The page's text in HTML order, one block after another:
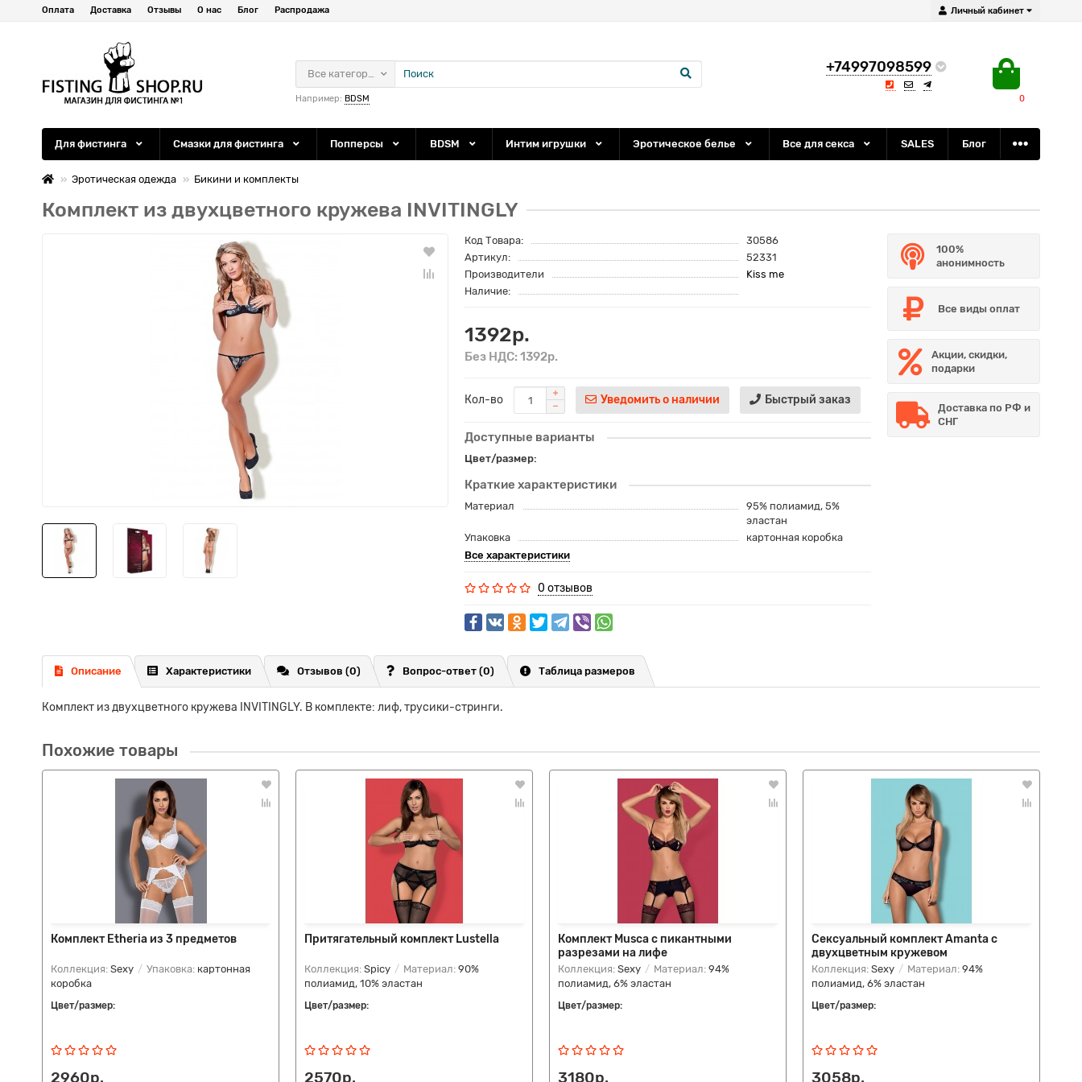
Личный кабинет
Оплата Доставка Отзывы О нас Блог Распродажа
+74997098599
0
Все категории
Например: BDSM
Для фистинга Смазки для фистинга Попперсы BDSM Интим игрушки Эротическое белье Все для секса SALES Блог
Эротическая одежда Бикини и комплекты
Комплект из двухцветного кружева INVITINGLY
Код Товара:
30586
Артикул:
52331
Производители
Kiss me
Наличие:
1392р.
Без НДС: 1392р.
Кол-во Уведомить о наличии Быстрый заказ
Доступные варианты
Цвет/размер:
Краткие характеристики
Материал
95% полиамид, 5%
эластан
Упаковка
картонная коробка
Все характеристики
0 отзывов
100%
анонимность
Все виды оплат
Акции, скидки,
подарки
Доставка по РФ и
СНГ
Описание Характеристики Отзывов (0) Вопрос-ответ (0) Таблица размеров
Комплект из двухцветного кружева INVITINGLY. В комплекте: лиф, трусики-стринги.
Похожие товары
Комплект Etheria из 3 предметов
Коллекция: Sexy Упаковка: картонная
коробка
Цвет/размер:
2960р.
Притягательный комплект Lustella
Коллекция: Spicy Материал: 90%
полиамид, 10% эластан
Цвет/размер:
2570р.
Комплект Musca с пикантными
разрезами на лифе
Коллекция: Sexy Материал: 94%
полиамид, 6% эластан
Цвет/размер:
3180р.
Сексуальный комплект Amanta с
двухцветным кружевом
Коллекция: Sexy Материал: 94%
полиамид, 6% эластан
Цвет/размер:
3058р.